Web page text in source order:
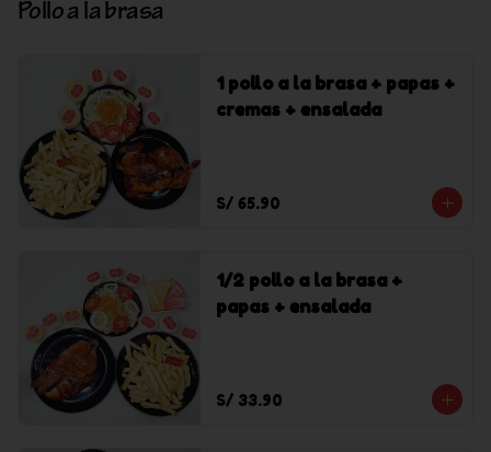
Pollo a la brasa
1 pollo a la brasa + papas +
cremas + ensalada
S/ 65.90
1/2 pollo a la brasa +
papas + ensalada
S/ 33.90